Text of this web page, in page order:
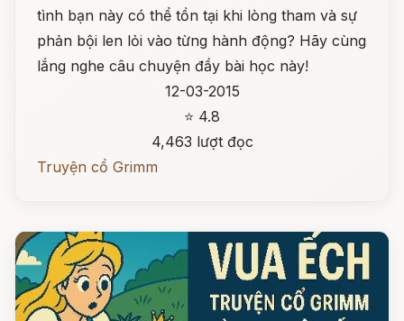
tình bạn này có thể tồn tại khi lòng tham và sự
phản bội len lỏi vào từng hành động? Hãy cùng
lắng nghe câu chuyện đầy bài học này!
12-03-2015
⭐ 4.8
4,463 lượt đọc
Truyện cổ Grimm